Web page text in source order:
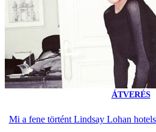
ÁTVERÉS
Mi a fene történt Lindsay Lohan